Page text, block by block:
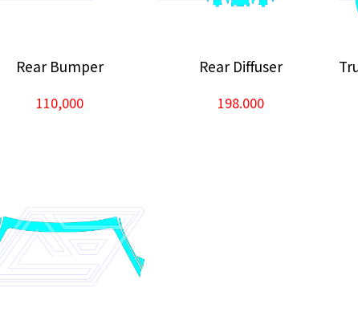
Rear Bumper
110,000
Rear Diffuser
198.000